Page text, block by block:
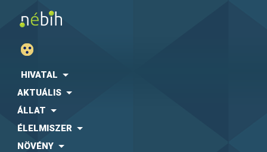
HIVATAL
AKTUÁLIS
ÁLLAT
ÉLELMISZER
NÖVÉNY